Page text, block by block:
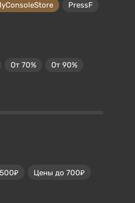
PressF
От 70% От 90%
Цены до 700₽